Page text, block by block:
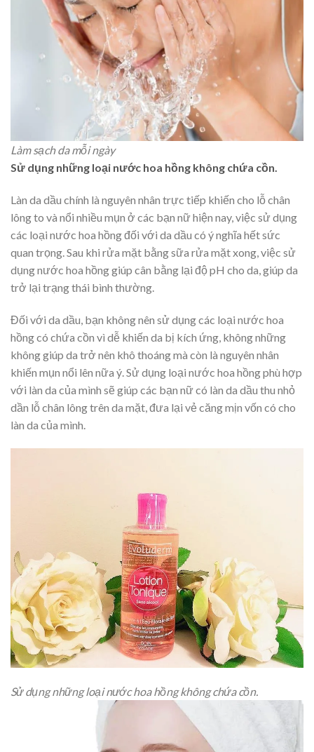
Làm sạch da mỗi ngày
Sử dụng những loại nước hoa hồng không chứa cồn.
Làn da dầu chính là nguyên nhân trực tiếp khiến cho lỗ chân
lông to và nổi nhiều mụn ở các bạn nữ hiện nay, việc sử dụng
các loại nước hoa hồng đối với da dầu có ý nghĩa hết sức
quan trọng. Sau khi rửa mặt bằng sữa rửa mặt xong, việc sử
dụng nước hoa hồng giúp cân bằng lại độ pH cho da, giúp da
trở lại trạng thái bình thường.
Đối với da dầu, bạn không nên sử dụng các loại nước hoa
hồng có chứa cồn vì dễ khiến da bị kích ứng, không những
không giúp da trở nên khô thoáng mà còn là nguyên nhân
khiến mụn nổi lên nữa ý. Sử dụng loại nước hoa hồng phù hợp
với làn da của mình sẽ giúp các bạn nữ có làn da dầu thu nhỏ
dần lỗ chân lông trên da mặt, đưa lại vẻ căng mịn vốn có cho
làn da của mình.
Sử dụng những loại nước hoa hồng không chứa cồn.